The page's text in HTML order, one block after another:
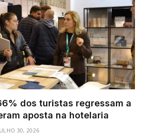
dos turistas regressam a
aposta na hotelaria
30, 2026